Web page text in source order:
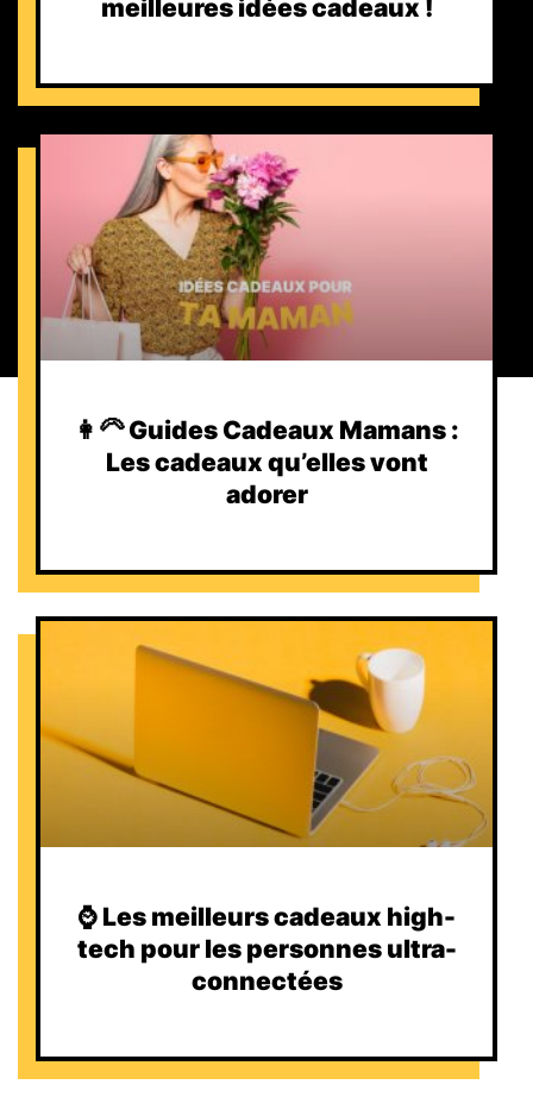
meilleures idées cadeaux !
👩‍🦳 Guides Cadeaux Mamans :
Les cadeaux qu’elles vont
adorer
⌚️ Les meilleurs cadeaux high-
tech pour les personnes ultra-
connectées